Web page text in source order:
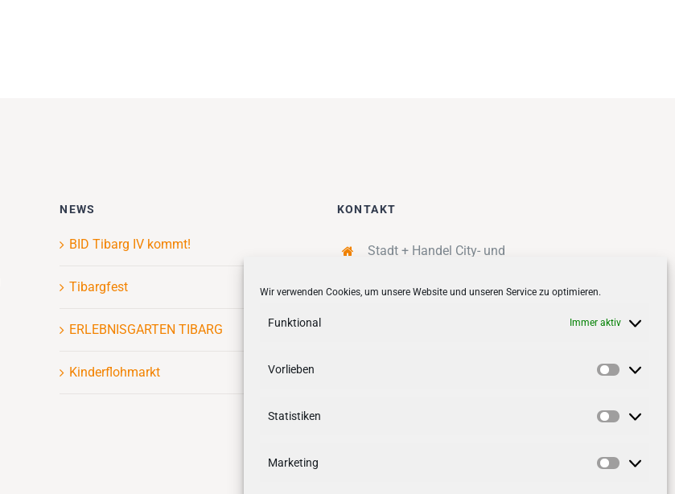
Wir verwenden Cookies, um unsere Website und unseren Service zu optimieren.
Funktional Immer aktiv
Vorlieben
Statistiken
Marketing
NEWS
BID Tibarg IV kommt!
Tibargfest
ERLEBNISGARTEN TIBARG
Kinderflohmarkt
KONTAKT
Stadt + Handel City- und
Quartiersmanagement